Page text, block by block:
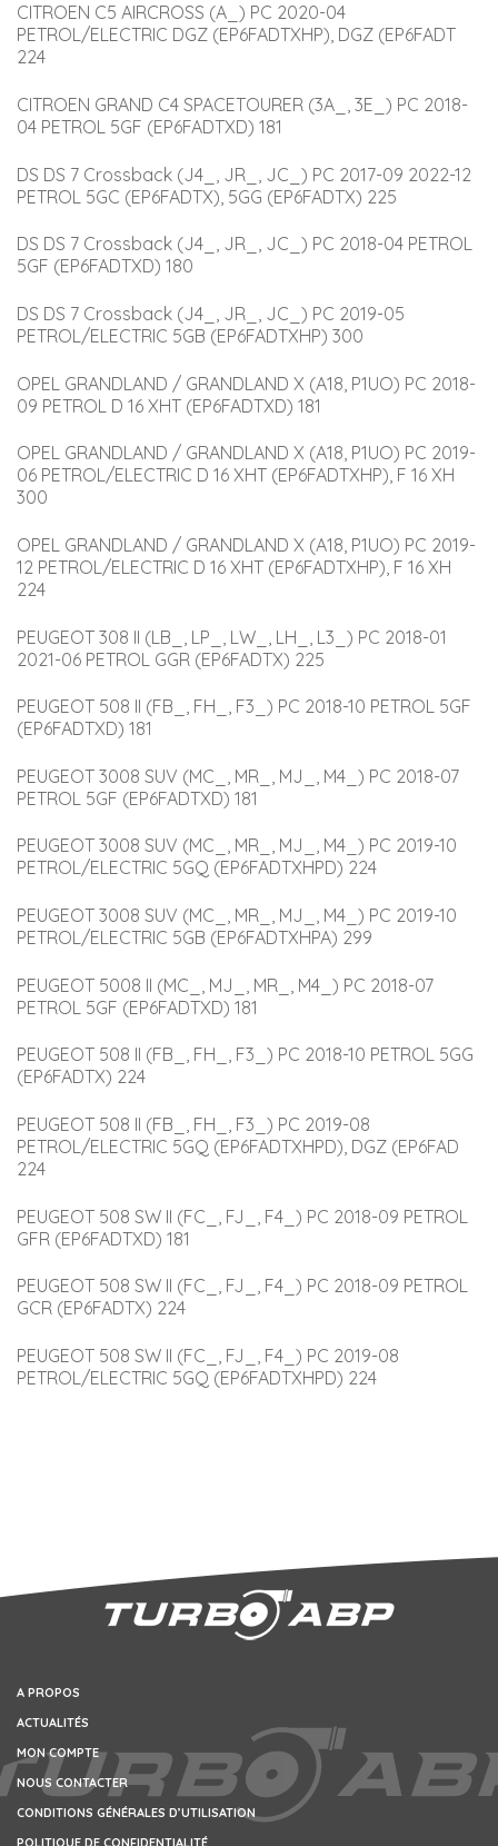
CITROEN C5 AIRCROSS (A_) PC 2020-04
PETROL/ELECTRIC DGZ (EP6FADTXHP), DGZ (EP6FADT
224
CITROEN GRAND C4 SPACETOURER (3A_, 3E_) PC 2018-
04 PETROL 5GF (EP6FADTXD) 181
DS DS 7 Crossback (J4_, JR_, JC_) PC 2017-09 2022-12
PETROL 5GC (EP6FADTX), 5GG (EP6FADTX) 225
DS DS 7 Crossback (J4_, JR_, JC_) PC 2018-04 PETROL
5GF (EP6FADTXD) 180
DS DS 7 Crossback (J4_, JR_, JC_) PC 2019-05
PETROL/ELECTRIC 5GB (EP6FADTXHP) 300
OPEL GRANDLAND / GRANDLAND X (A18, P1UO) PC 2018-
09 PETROL D 16 XHT (EP6FADTXD) 181
OPEL GRANDLAND / GRANDLAND X (A18, P1UO) PC 2019-
06 PETROL/ELECTRIC D 16 XHT (EP6FADTXHP), F 16 XH
300
OPEL GRANDLAND / GRANDLAND X (A18, P1UO) PC 2019-
12 PETROL/ELECTRIC D 16 XHT (EP6FADTXHP), F 16 XH
224
PEUGEOT 308 II (LB_, LP_, LW_, LH_, L3_) PC 2018-01
2021-06 PETROL GGR (EP6FADTX) 225
PEUGEOT 508 II (FB_, FH_, F3_) PC 2018-10 PETROL 5GF
(EP6FADTXD) 181
PEUGEOT 3008 SUV (MC_, MR_, MJ_, M4_) PC 2018-07
PETROL 5GF (EP6FADTXD) 181
PEUGEOT 3008 SUV (MC_, MR_, MJ_, M4_) PC 2019-10
PETROL/ELECTRIC 5GQ (EP6FADTXHPD) 224
PEUGEOT 3008 SUV (MC_, MR_, MJ_, M4_) PC 2019-10
PETROL/ELECTRIC 5GB (EP6FADTXHPA) 299
PEUGEOT 5008 II (MC_, MJ_, MR_, M4_) PC 2018-07
PETROL 5GF (EP6FADTXD) 181
PEUGEOT 508 II (FB_, FH_, F3_) PC 2018-10 PETROL 5GG
(EP6FADTX) 224
PEUGEOT 508 II (FB_, FH_, F3_) PC 2019-08
PETROL/ELECTRIC 5GQ (EP6FADTXHPD), DGZ (EP6FAD
224
PEUGEOT 508 SW II (FC_, FJ_, F4_) PC 2018-09 PETROL
GFR (EP6FADTXD) 181
PEUGEOT 508 SW II (FC_, FJ_, F4_) PC 2018-09 PETROL
GCR (EP6FADTX) 224
PEUGEOT 508 SW II (FC_, FJ_, F4_) PC 2019-08
PETROL/ELECTRIC 5GQ (EP6FADTXHPD) 224
A PROPOS
ACTUALITÉS
MON COMPTE
NOUS CONTACTER
CONDITIONS GÉNÉRALES D’UTILISATION